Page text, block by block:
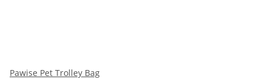
Pawise Pet Trolley Bag